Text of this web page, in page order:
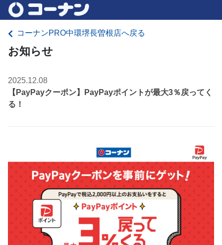
コーナンPRO中環堺長曽根店へ戻る
お知らせ
2025.12.08
【PayPayクーポン】PayPayポイントが最大3％戻ってく
る！